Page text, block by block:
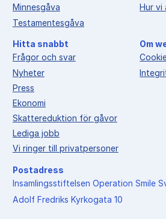
Minnesgåva
Testamentesgåva
Hur vi
Hitta snabbt
Frågor och svar
Nyheter
Press
Ekonomi
Skattereduktion för gåvor
Lediga jobb
Vi ringer till privatpersoner
Om
Postadress
Insamlingsstiftelsen Operation Smile
Adolf Fredriks Kyrkogata 10